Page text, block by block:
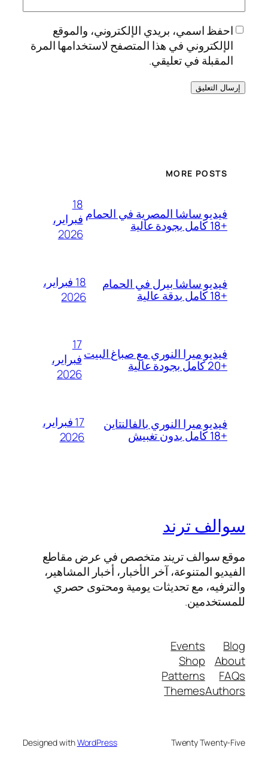
احفظ اسمي، بريدي الإلكتروني، والموقع
الإلكتروني في هذا المتصفح لاستخدامها المرة
المقبلة في تعليقي.
MORE POSTS
فيديو ساشا المصرية في الحمام
+18 كامل بجودة عالية
18
فبراير،
2026
فيديو ساشا بيرل في الحمام
+18 كامل بدقة عالية
18 فبراير،
2026
فيديو ميرا النوري مع صباغ البيت
+20 كامل بجودة عالية
17
فبراير،
2026
فيديو ميرا النوري بالفالنتاين
+18 كامل بدون تغبيش
17 فبراير،
2026
سوالف ترند
موقع سوالف تريند متخصص في عرض مقاطع
الفيديو المتنوعة، آخر الأخبار، أخبار المشاهير،
والترفيه، مع تحديثات يومية ومحتوى حصري
للمستخدمين.
Blog
About
FAQs
Authors
Events
Shop
Patterns
Themes
Twenty Twenty-Five
Designed withWordPress